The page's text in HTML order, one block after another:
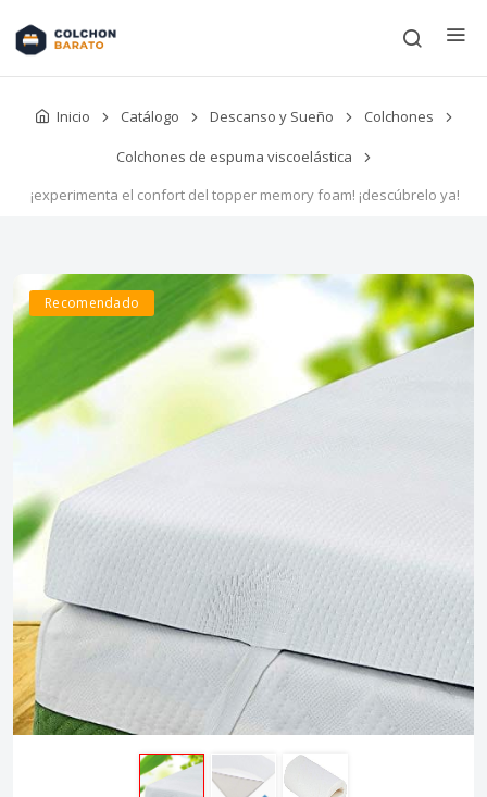
Inicio Catálogo Descanso y Sueño Colchones
Colchones de espuma viscoelástica
¡experimenta el confort del topper memory foam! ¡descúbrelo ya!
Recomendado